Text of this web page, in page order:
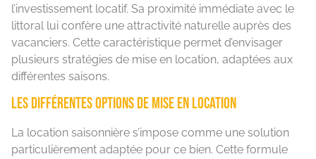
l’investissement locatif. Sa proximité immédiate avec le
littoral lui confère une attractivité naturelle auprès des
vacanciers. Cette caractéristique permet d’envisager
plusieurs stratégies de mise en location, adaptées aux
différentes saisons.
Les différentes options de mise en location
La location saisonnière s’impose comme une solution
particulièrement adaptée pour ce bien. Cette formule